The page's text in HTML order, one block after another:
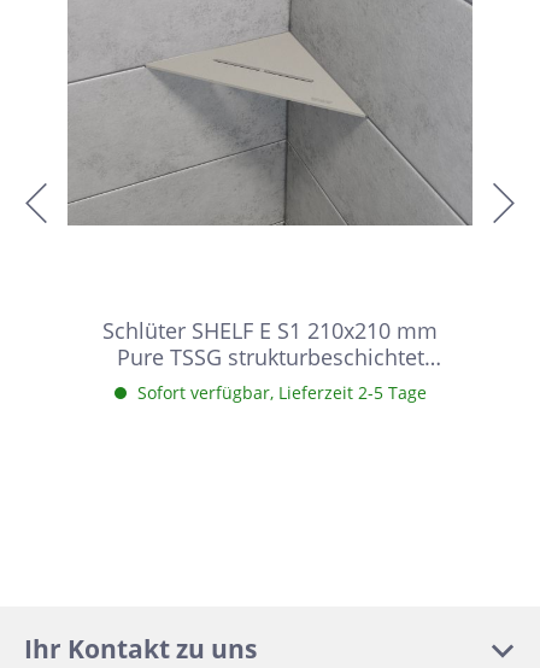
Schlüter SHELF E S1 210x210 mm
Pure TSSG strukturbeschichtet
Steingrau Duschablage
Sofort verfügbar, Lieferzeit 2-5 Tage
Ihr Kontakt zu uns